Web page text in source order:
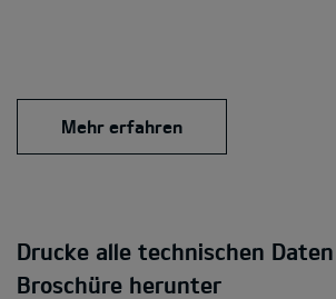
Mehr erfahren
Drucke alle technischen
Broschüre herunter